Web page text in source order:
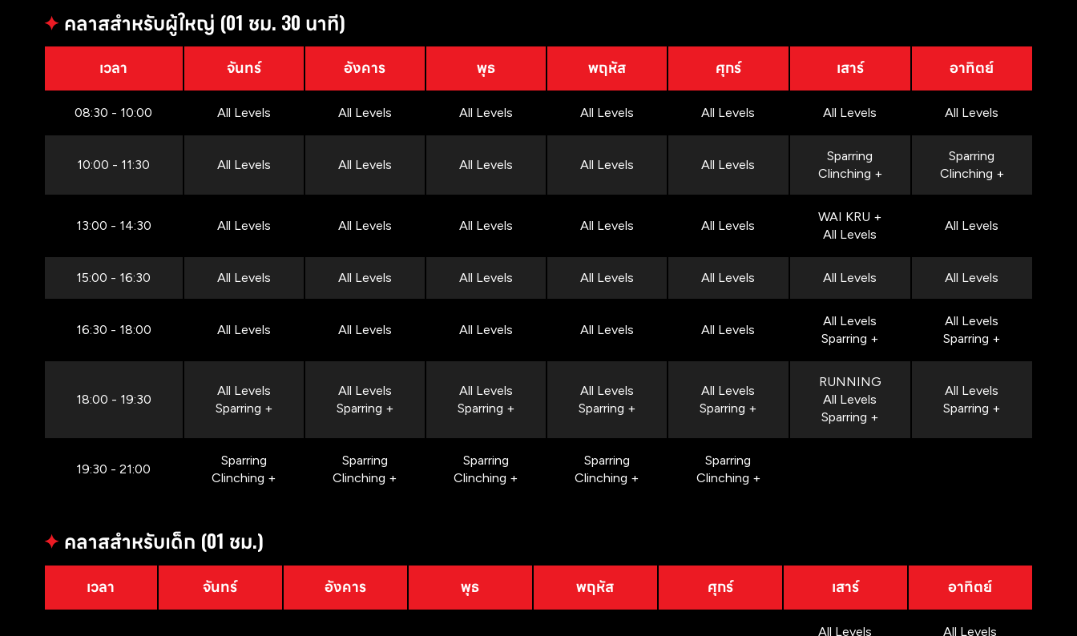
✦คลาสสำหรับผู้ใหญ่ (01 ชม. 30 นาที)
เวลา จันทร์ อังคาร พุธ พฤหัส ศุกร์ เสาร์ อาทิตย์
08:30 - 10:00 All Levels All Levels All Levels All Levels All Levels All Levels All Levels
10:00 - 11:30 All Levels All Levels All Levels All Levels All Levels
Sparring
Clinching +
Sparring
Clinching +
13:00 - 14:30 All Levels All Levels All Levels All Levels All Levels
WAI KRU +
All Levels
All Levels
15:00 - 16:30 All Levels All Levels All Levels All Levels All Levels All Levels All Levels
16:30 - 18:00 All Levels All Levels All Levels All Levels All Levels
All Levels
Sparring +
All Levels
Sparring +
18:00 - 19:30
All Levels
Sparring +
All Levels
Sparring +
All Levels
Sparring +
All Levels
Sparring +
All Levels
Sparring +
RUNNING
All Levels
Sparring +
All Levels
Sparring +
19:30 - 21:00
Sparring
Clinching +
Sparring
Clinching +
Sparring
Clinching +
Sparring
Clinching +
Sparring
Clinching +
✦คลาสสำหรับเด็ก (01 ชม.)
เวลา จันทร์ อังคาร พุธ พฤหัส ศุกร์ เสาร์ อาทิตย์
All Levels All Levels